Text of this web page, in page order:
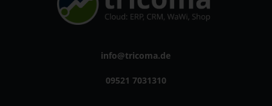
info@tricoma.de
09521 7031310